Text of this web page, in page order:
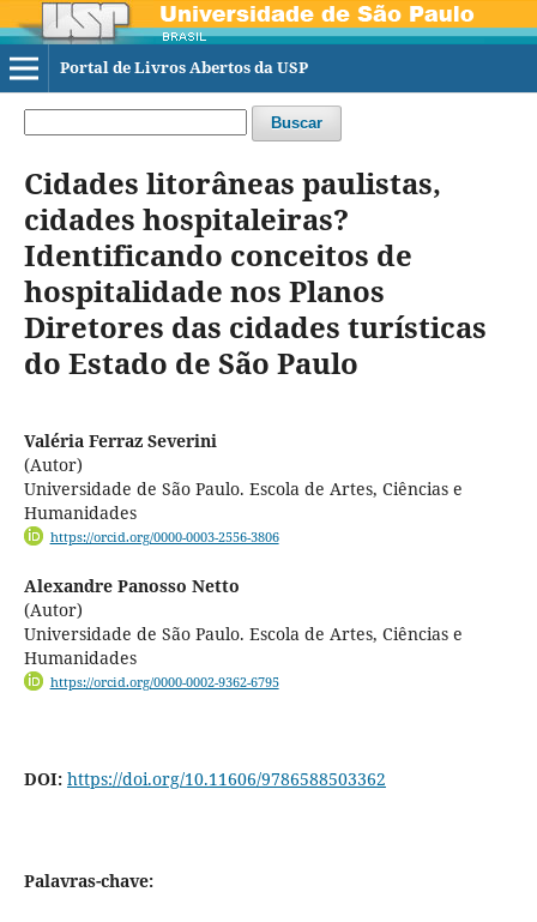
Portal de Livros Abertos da USP
Buscar
Cidades litorâneas paulistas,
cidades hospitaleiras?
Identificando conceitos de
hospitalidade nos Planos
Diretores das cidades turísticas
do Estado de São Paulo
Valéria Ferraz Severini
(Autor)
Universidade de São Paulo. Escola de Artes, Ciências e
Humanidades
https://orcid.org/0000-0003-2556-3806
Alexandre Panosso Netto
(Autor)
Universidade de São Paulo. Escola de Artes, Ciências e
Humanidades
https://orcid.org/0000-0002-9362-6795
DOI: https://doi.org/10.11606/9786588503362
Palavras-chave: